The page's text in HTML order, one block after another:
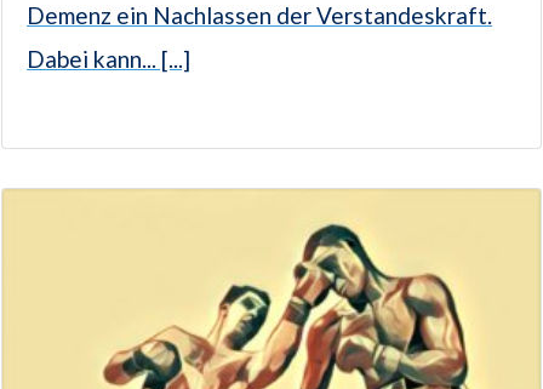
Demenz ein Nachlassen der Verstandeskraft.
Dabei kann... [...]